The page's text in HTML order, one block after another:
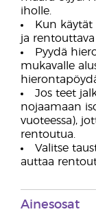
iholle.
Kun
ja
Pyydä
mukavalle
Jos teet
nojaamaan
vuoteessa),
rentoutua.
Valitse
auttaa
Ainesosat